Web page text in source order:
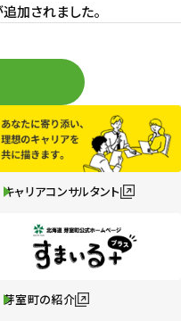
加されました。
キャリアコンサルタント
芽室町の紹介